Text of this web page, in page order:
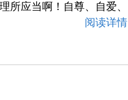
所应当啊！自尊、自爱、
阅读详情